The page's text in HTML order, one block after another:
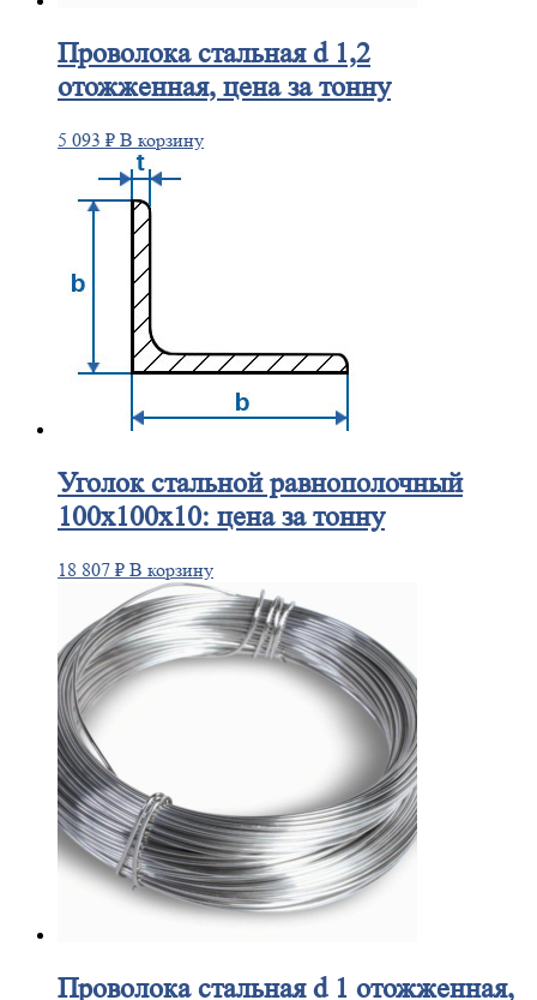
Проволокастальная d 1,2
отожженная, цена за тонну
5 093 ₽ В корзину
Уголокстальной равнополочный
100х100х10: цена за тонну
18 807 ₽ В корзину
Проволокастальная d 1 отожженная,